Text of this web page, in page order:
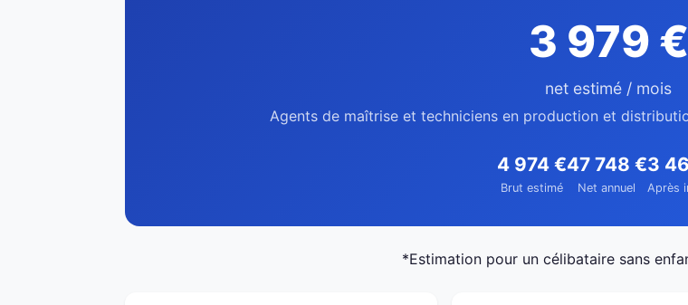
3 979 €
net estimé / mois
Agents de maîtrise et techniciens en production et
4 974 €
Brut estimé
47 748 €
Net annuel
3
Après
*Estimation pour un célibataire sans